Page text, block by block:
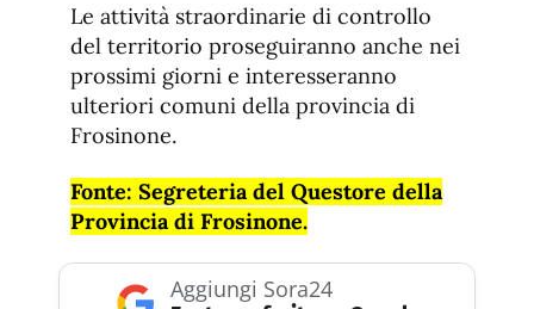
Le attività straordinarie di controllo
del territorio proseguiranno anche nei
prossimi giorni e interesseranno
ulteriori comuni della provincia di
Frosinone.
Fonte: Segreteria del Questore della
Provincia di Frosinone.
Aggiungi Sora24